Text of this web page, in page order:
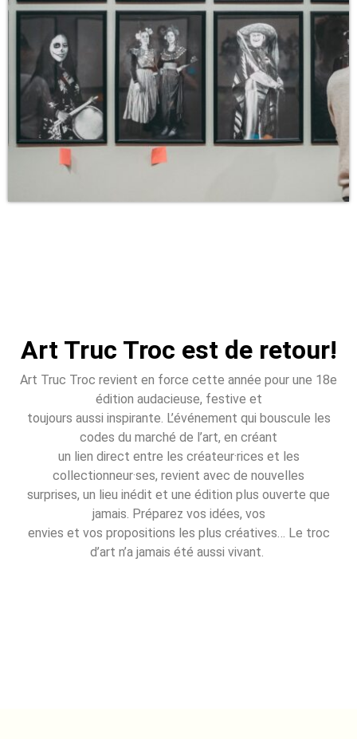
Art Truc Troc est de retour!
Art Truc Troc revient en force cette année pour une 18e
édition audacieuse, festive et
toujours aussi inspirante. L’événement qui bouscule les
codes du marché de l’art, en créant
un lien direct entre les créateur·rices et les
collectionneur·ses, revient avec de nouvelles
surprises, un lieu inédit et une édition plus ouverte que
jamais. Préparez vos idées, vos
envies et vos propositions les plus créatives… Le troc
d’art n’a jamais été aussi vivant.